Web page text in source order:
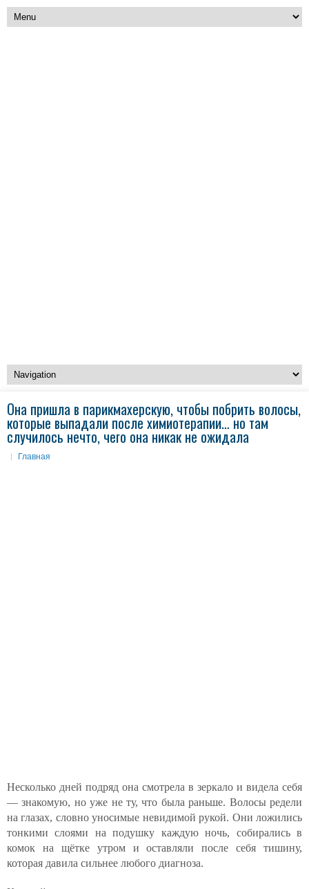
Она пришла в парикмахерскую, чтобы побрить волосы,
которые выпадали после химиотерапии… но там
случилось нечто, чего она никак не ожидала
Главная
Несколько дней подряд она смотрела в зеркало и видела себя
— знакомую, но уже не ту, что была раньше. Волосы редели
на глазах, словно уносимые невидимой рукой. Они ложились
тонкими слоями на подушку каждую ночь, собирались в
комок на щётке утром и оставляли после себя тишину,
которая давила сильнее любого диагноза.